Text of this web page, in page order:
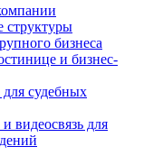
структуры
бизнеса
и бизнес-
судебных
видеосвязь для